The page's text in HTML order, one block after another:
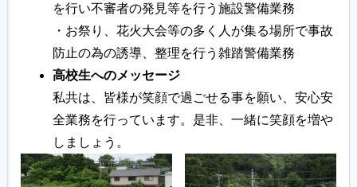
を行い不審者の発見等を行う施設警備業務
・お祭り、花火大会等の多く人が集る場所で事故
防止の為の誘導、整理を行う雑踏警備業務
高校生へのメッセージ
私共は、皆様が笑顔で過ごせる事を願い、安心安
全業務を行っています。是非、一緒に笑顔を増や
しましょう。